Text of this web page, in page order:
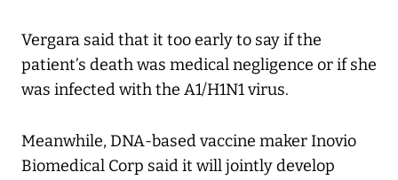
Vergara said that it too early to say if the
patient’s death was medical negligence or if she
was infected with the A1/H1N1 virus.
Meanwhile, DNA-based vaccine maker Inovio
Biomedical Corp said it will jointly develop